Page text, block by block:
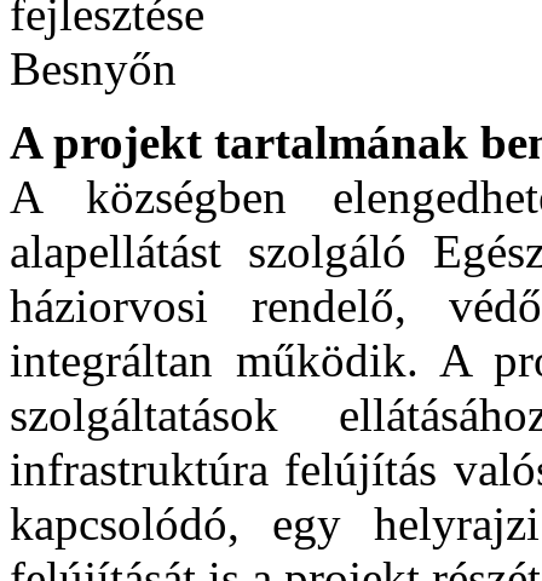
A projekt tartalmának
A községben
alapellátást szolgáló
háziorvosi rendelő,
integráltan működik. A
szolgáltatások
infrastruktúra felújítás
kapcsolódó, egy